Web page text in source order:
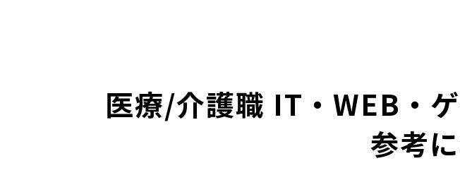
医療/介護職 IT・WEB・
参考